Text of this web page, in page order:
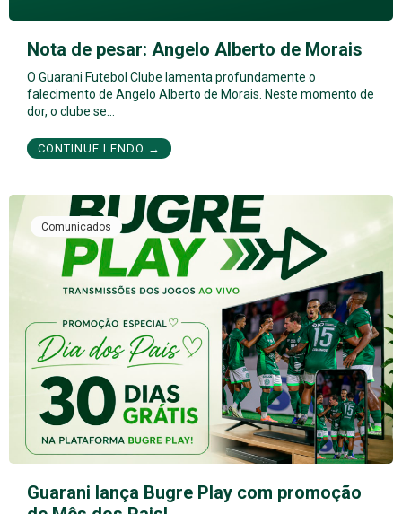
Nota de pesar: Angelo Alberto de Morais
O Guarani Futebol Clube lamenta profundamente o
falecimento de Angelo Alberto de Morais. Neste momento de
dor, o clube se…
CONTINUE LENDO →
Comunicados
Guarani lança Bugre Play com promoção